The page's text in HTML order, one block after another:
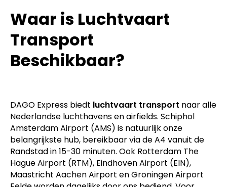
Waar is Luchtvaart
Transport
Beschikbaar?
DAGO Express biedt luchtvaart transport naar alle
Nederlandse luchthavens en airfields. Schiphol
Amsterdam Airport (AMS) is natuurlijk onze
belangrijkste hub, bereikbaar via de A4 vanuit de
Randstad in 15-30 minuten. Ook Rotterdam The
Hague Airport (RTM), Eindhoven Airport (EIN),
Maastricht Aachen Airport en Groningen Airport